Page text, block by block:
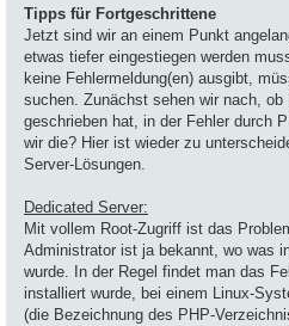
Tipps für Fortgeschrittene
Jetzt sind wir an einem Punkt
etwas tiefer eingestiegen werden
keine Fehlermeldung(en) ausgibt,
suchen. Zunächst sehen wir nach,
geschrieben hat, in der Fehler durch
wir die? Hier ist wieder zu
Server-Lösungen.
Dedicated Server:
Mit vollem Root-Zugriff ist das
Administrator ist ja bekannt, wo was
wurde. In der Regel findet man das
installiert wurde, bei einem Linux-
(die Bezeichnung des PHP-